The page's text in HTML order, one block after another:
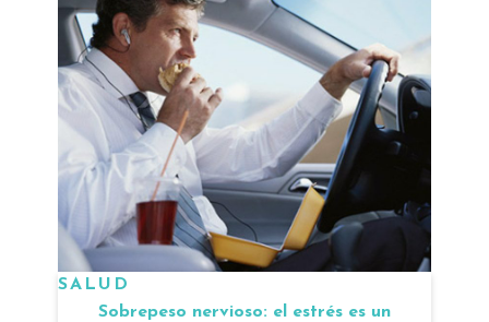
SALUD
Sobrepeso nervioso: el estrés es un